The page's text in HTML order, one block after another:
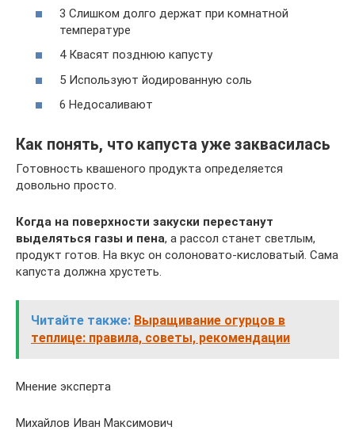
3 Слишком долго держат при комнатной
температуре
4 Квасят позднюю капусту
5 Используют йодированную соль
6 Недосаливают
Как понять, что капуста уже заквасилась
Готовность квашеного продукта определяется
довольно просто.
Когда на поверхности закуски перестанут
выделяться газы и пена, а рассол станет светлым,
продукт готов. На вкус он солоновато-кисловатый. Сама
капуста должна хрустеть.
Читайте также: Выращивание огурцов в
теплице: правила, советы, рекомендации
Мнение эксперта
Михайлов Иван Максимович